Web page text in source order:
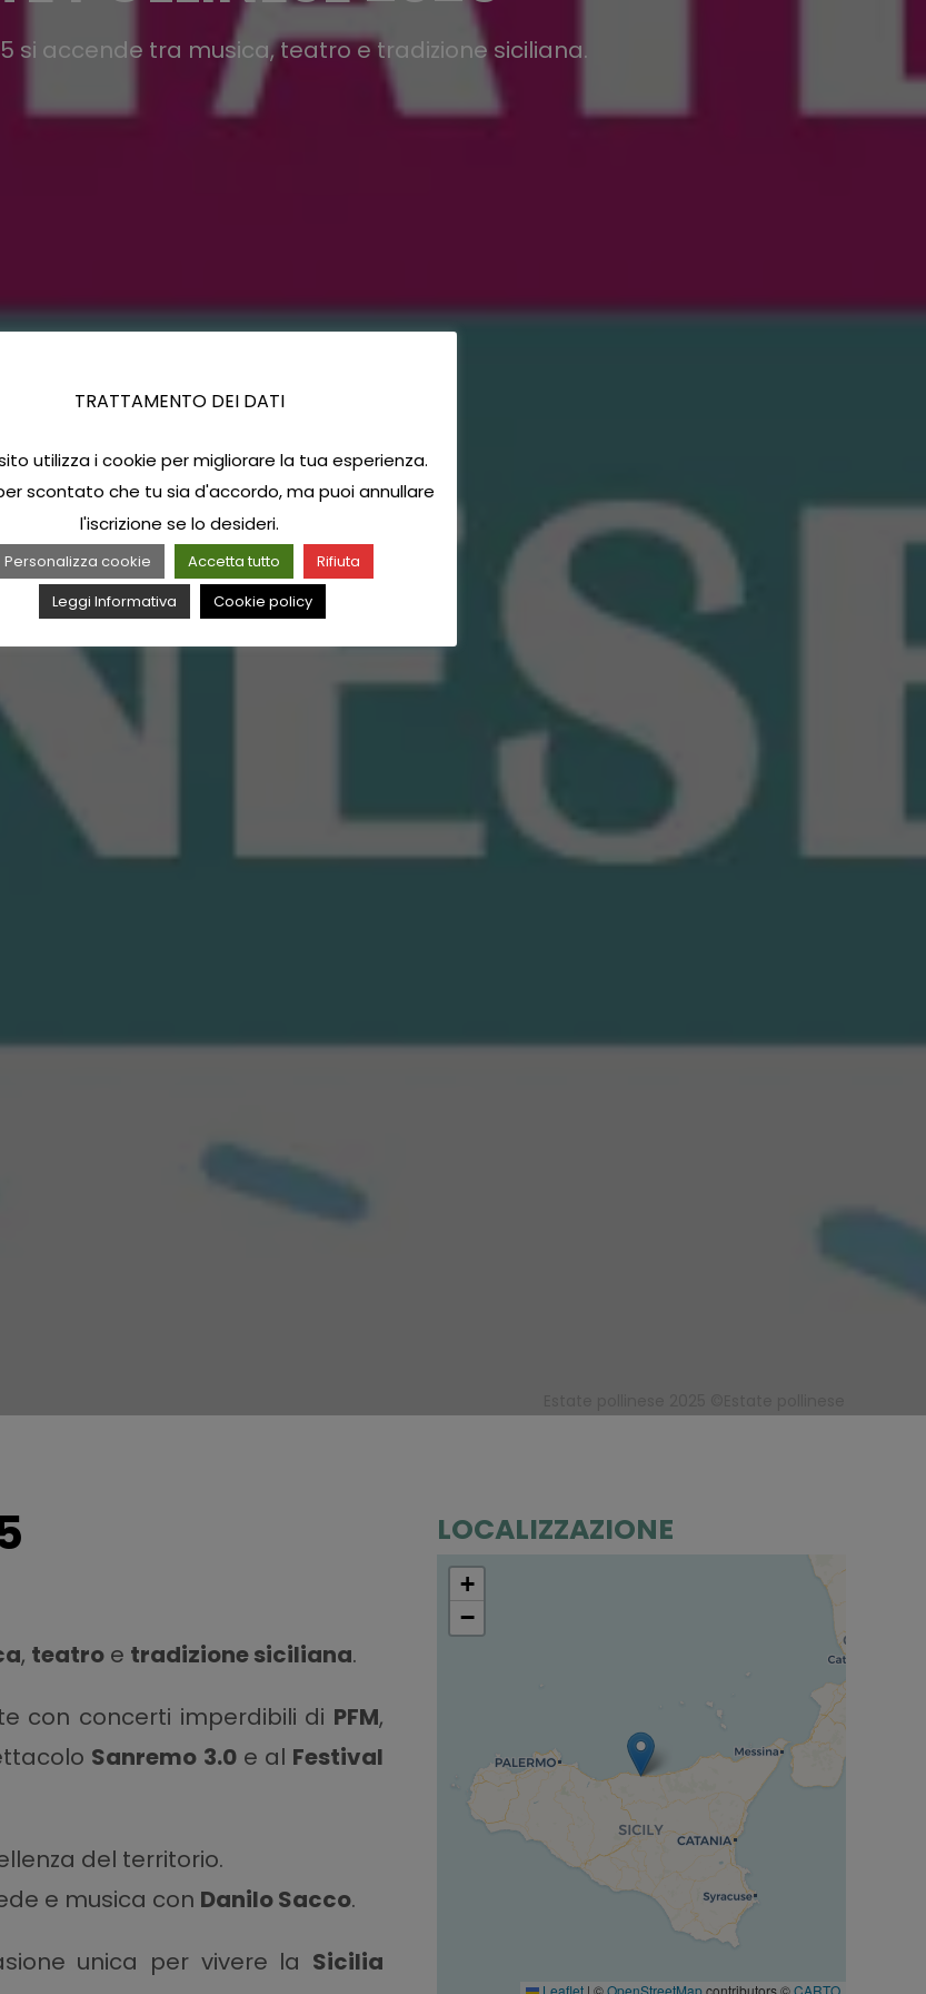
si accende tra musica, teatro e tradizione siciliana.
, teatroe tradizione siciliana.
con concerti imperdibili di PFM,
Sanremo 3.0e al Festival
del territorio.
e musica con Danilo Sacco.
unica per vivere la Sicilia
LOCALIZZAZIONE
+
−
Leaflet | ©OpenStreetMapcontributors ©CARTO
TRATTAMENTO DEI DATI
utilizza i cookie per migliorare la tua esperienza.
scontato che tu sia d'accordo, ma puoi annullare
l'iscrizione se lo desideri.
Personalizza cookie Accetta tutto
Rifiuta
Leggi Informativa
Cookie policy